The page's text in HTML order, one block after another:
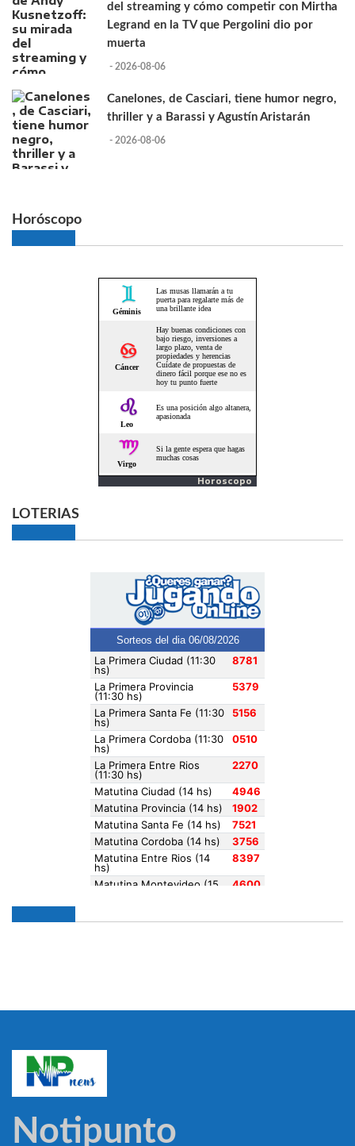
del streaming y cómo competir con Mirtha
Legrand en la TV que Pergolini dio por
muerta
- 2026-08-06
Canelones, de Casciari, tiene humor negro,
thriller y a Barassi y Agustín Aristarán
- 2026-08-06
Horóscopo
Horoscopo
LOTERIAS
Notipunto